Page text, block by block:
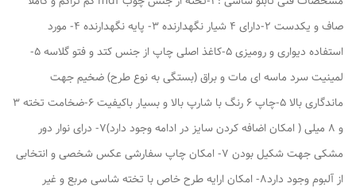
صاف و یکدست 2-دارای 4 شیار نگهدارنده 3- پایه نگهدارنده 4- مورد
استفاده دیواری و رومیزی 5-کاغذ اصلی چاپ از جنس کتد و فتو گلاسه 5-
لمینیت سرد ماسه ای مات و براق (بستگی به نوع طرح) ضخیم جهت
ماندگاری بالا 5-چاپ 6 رنگ با شارپ بالا و بسیار باکیفیت 6-ضخامت تخته 3
و 8 میلی ( امکان اضافه کردن سایز در ادامه وجود دارد)7- درای نوار دور
مشکی جهت شکیل بودن 7- امکان چاپ سفارشی عکس شخصی و انتخابی
از آلبوم وجود دارد8- امکان ارایه طرح خاص با تخته شاسی مربع و غیر